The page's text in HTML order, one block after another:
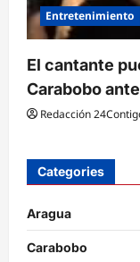
Entretenimiento
El cantante
Carabobo
Redacción
Categories
Aragua
Carabobo